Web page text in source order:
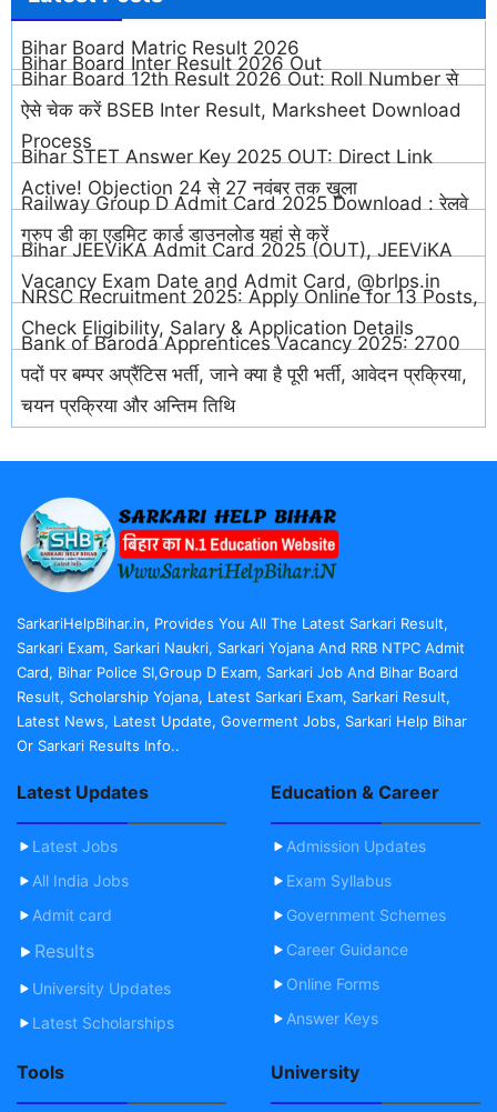
Bihar Board Matric Result 2026
Bihar Board Inter Result 2026 Out
Bihar Board 12th Result 2026 Out: Roll Number से
ऐसे चेक करें BSEB Inter Result, Marksheet Download
Process
Bihar STET Answer Key 2025 OUT: Direct Link
Active! Objection 24 से 27 नवंबर तक खुला
Railway Group D Admit Card 2025 Download : रेलवे
ग्रुप डी का एडमिट कार्ड डाउनलोड यहां से करें
Bihar JEEViKA Admit Card 2025 (OUT), JEEViKA
Vacancy Exam Date and Admit Card, @brlps.in
NRSC Recruitment 2025: Apply Online for 13 Posts,
Check Eligibility, Salary & Application Details
Bank of Baroda Apprentices Vacancy 2025: 2700
पदों पर बम्पर अप्रैंटिस भर्ती, जाने क्या है पूरी भर्ती, आवेदन प्रक्रिया,
चयन प्रक्रिया और अन्तिम तिथि
SarkariHelpBihar.in, Provides You All The Latest Sarkari Result,
Sarkari Exam, Sarkari Naukri, Sarkari Yojana And RRB NTPC Admit
Card, Bihar Police SI,Group D Exam, Sarkari Job And Bihar Board
Result, Scholarship Yojana, Latest Sarkari Exam, Sarkari Result,
Latest News, Latest Update, Goverment Jobs, Sarkari Help Bihar
Or Sarkari Results Info..
Latest Updates
Latest Jobs
All India Jobs
Admit card
Results
University Updates
Latest Scholarships
Education & Career
Admission Updates
Exam Syllabus
Government Schemes
Career Guidance
Online Forms
Answer Keys
Tools University